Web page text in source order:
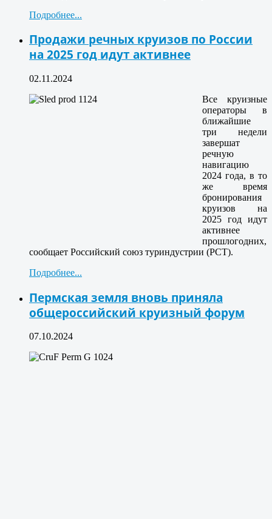
Подробнее...
Продажи речных круизов по России
на 2025 год идут активнее
02.11.2024
Все круизные
операторы в
ближайшие
три недели
завершат
речную
навигацию
2024 года, в то
же время
бронирования
круизов на
2025 год идут
активнее
прошлогодних,
сообщает Российский союз туриндустрии (РСТ).
Подробнее...
Пермская земля вновь приняла
общероссийский круизный форум
07.10.2024